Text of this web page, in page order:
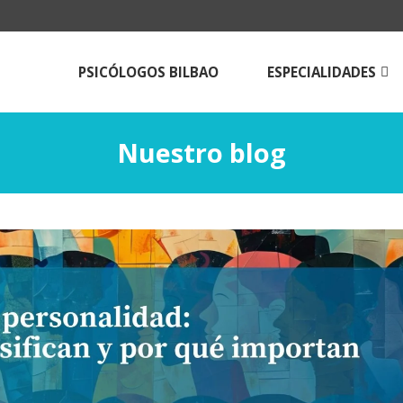
PSICÓLOGOS BILBAO ESPECIALIDADES
Psicólogos para
Psicología online
Psicológica a Distancia
Psicólogos Aldama
Nuestro blog